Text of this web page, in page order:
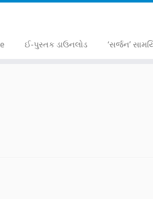
ઈ-પુસ્તક ડાઉનલોડ ‘સર્જન’